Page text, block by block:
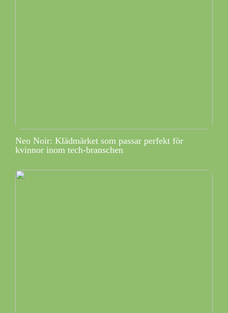
Neo Noir: Klädmärket som passar perfekt för
kvinnor inom tech-branschen